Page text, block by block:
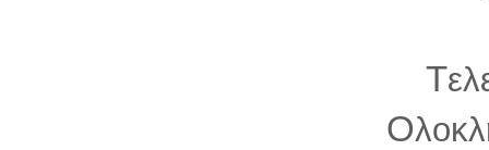
Τ
Ο